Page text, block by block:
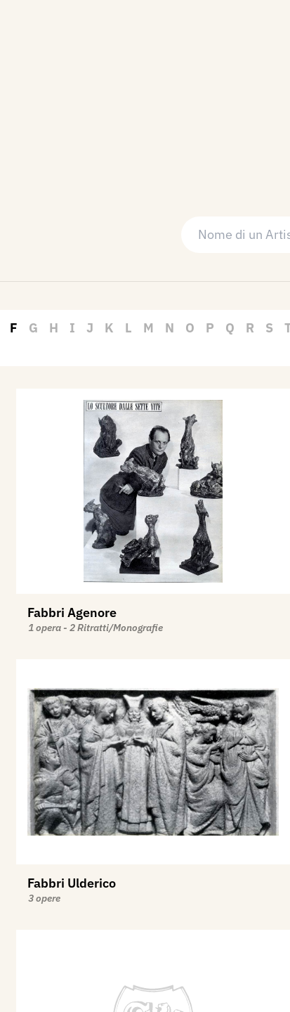
F G H I J K L M N O P Q R S
Fabbri Agenore
1 opera - 2 Ritratti/Monografie
Fabbri Ulderico
3 opere